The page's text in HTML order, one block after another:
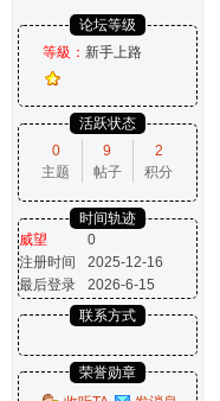
论坛等级
等級： 新手上路
活跃状态
0
主题
9
帖子
2
积分
时间轨迹
威望
0
注册时间
2025-12-16
最后登录
2026-6-15
联系方式
荣誉勋章